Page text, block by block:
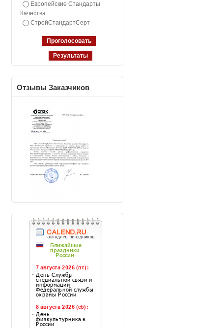
Европейские Стандарты
Качества
СтройСтандартСерт
Отзывы Заказчиков